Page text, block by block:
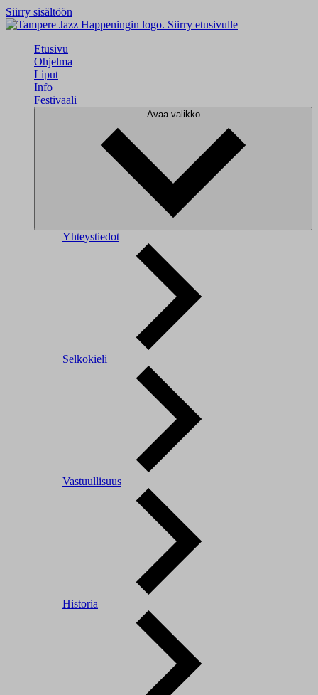
Siirry sisältöön
Siirry etusivulle
Etusivu
Ohjelma
Liput
Info
Festivaali
Avaa valikko
Yhteystiedot
Selkokieli
Vastuullisuus
Historia